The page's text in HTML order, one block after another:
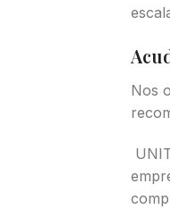
Nos